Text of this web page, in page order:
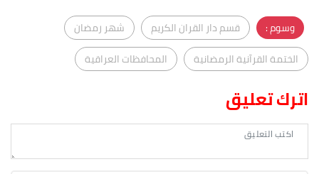
وسوم : قسم دار القران الكريم
شهر رمضان
الختمة القرآنية الرمضانية
المحافظات العراقية
اترك تعليق